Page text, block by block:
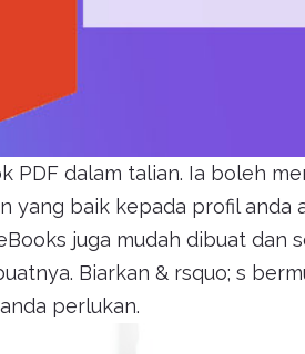
PDF dalam talian. Ia boleh
yang baik kepada profil anda
juga mudah dibuat dan
Biarkan & rsquo; s
perlukan.